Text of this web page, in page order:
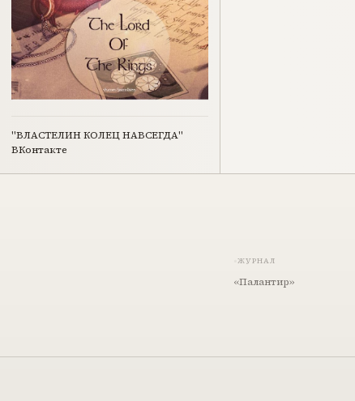
"ВЛАСТЕЛИН КОЛЕЦ НАВСЕГДА"
ВКонтакте
ЖУРНАЛ
«Палантир»